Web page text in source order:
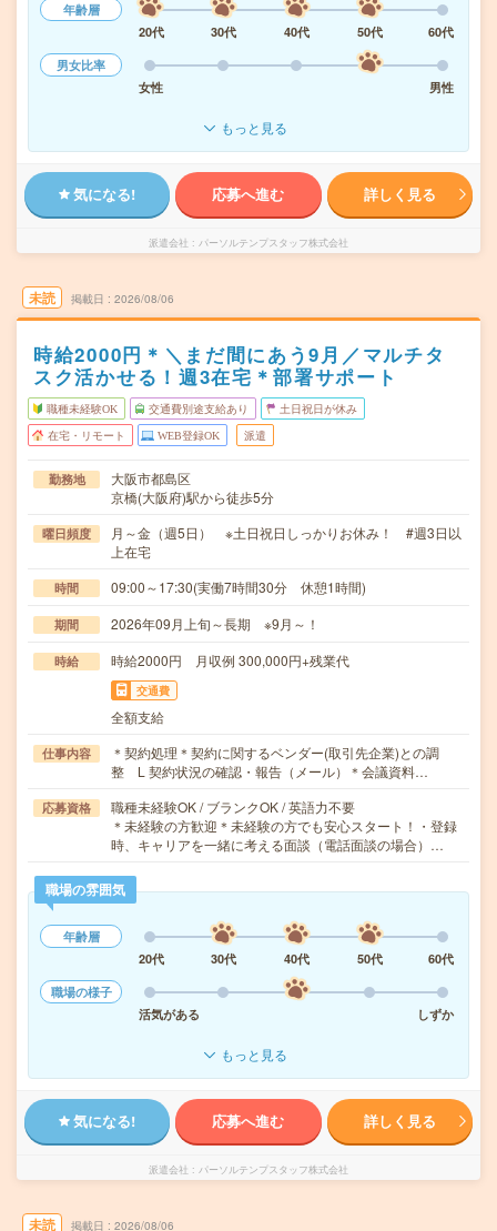
年齢層
20代
30代 40代 50代
60代
男女比率
女性
男性
もっと見る
気になる! 応募へ進む 詳しく見る
派遣会社 パーソルテンプスタッフ株式会社
未読 掲載日 2026/08/06
時給2000円＊＼まだ間にあう9月／マルチタ
スク活かせる！週3在宅＊部署サポート
職種未経験OK 交通費別途支給あり 土日祝日が休み
在宅・リモート WEB登録OK 派遣
勤務地
大阪市都島区
京橋(大阪府)駅から徒歩5分
曜日頻度
月～金（週5日） ※土日祝日しっかりお休み！ #週3日以
上在宅
時間 09:00～17:30(実働7時間30分 休憩1時間)
期間 2026年09月上旬～長期 ※9月～！
時給 時給2000円 月収例 300,000円+残業代
交通費
全額支給
仕事内容
＊契約処理＊契約に関するベンダー(取引先企業)との調
整 L 契約状況の確認・報告（メール）＊会議資料…
応募資格
職種未経験OK / ブランクOK / 英語力不要
＊未経験の方歓迎＊未経験の方でも安心スタート！・登録
時、キャリアを一緒に考える面談（電話面談の場合）…
職場の雰囲気
年齢層
20代
30代 40代 50代
60代
職場の様子
活気がある
しずか
もっと見る
気になる! 応募へ進む 詳しく見る
派遣会社 パーソルテンプスタッフ株式会社
未読 掲載日 2026/08/06